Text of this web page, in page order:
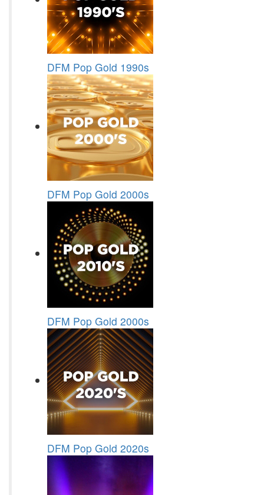
DFM Pop Gold 1990s
DFM Pop Gold 2000s
DFM Pop Gold 2000s
DFM Pop Gold 2020s